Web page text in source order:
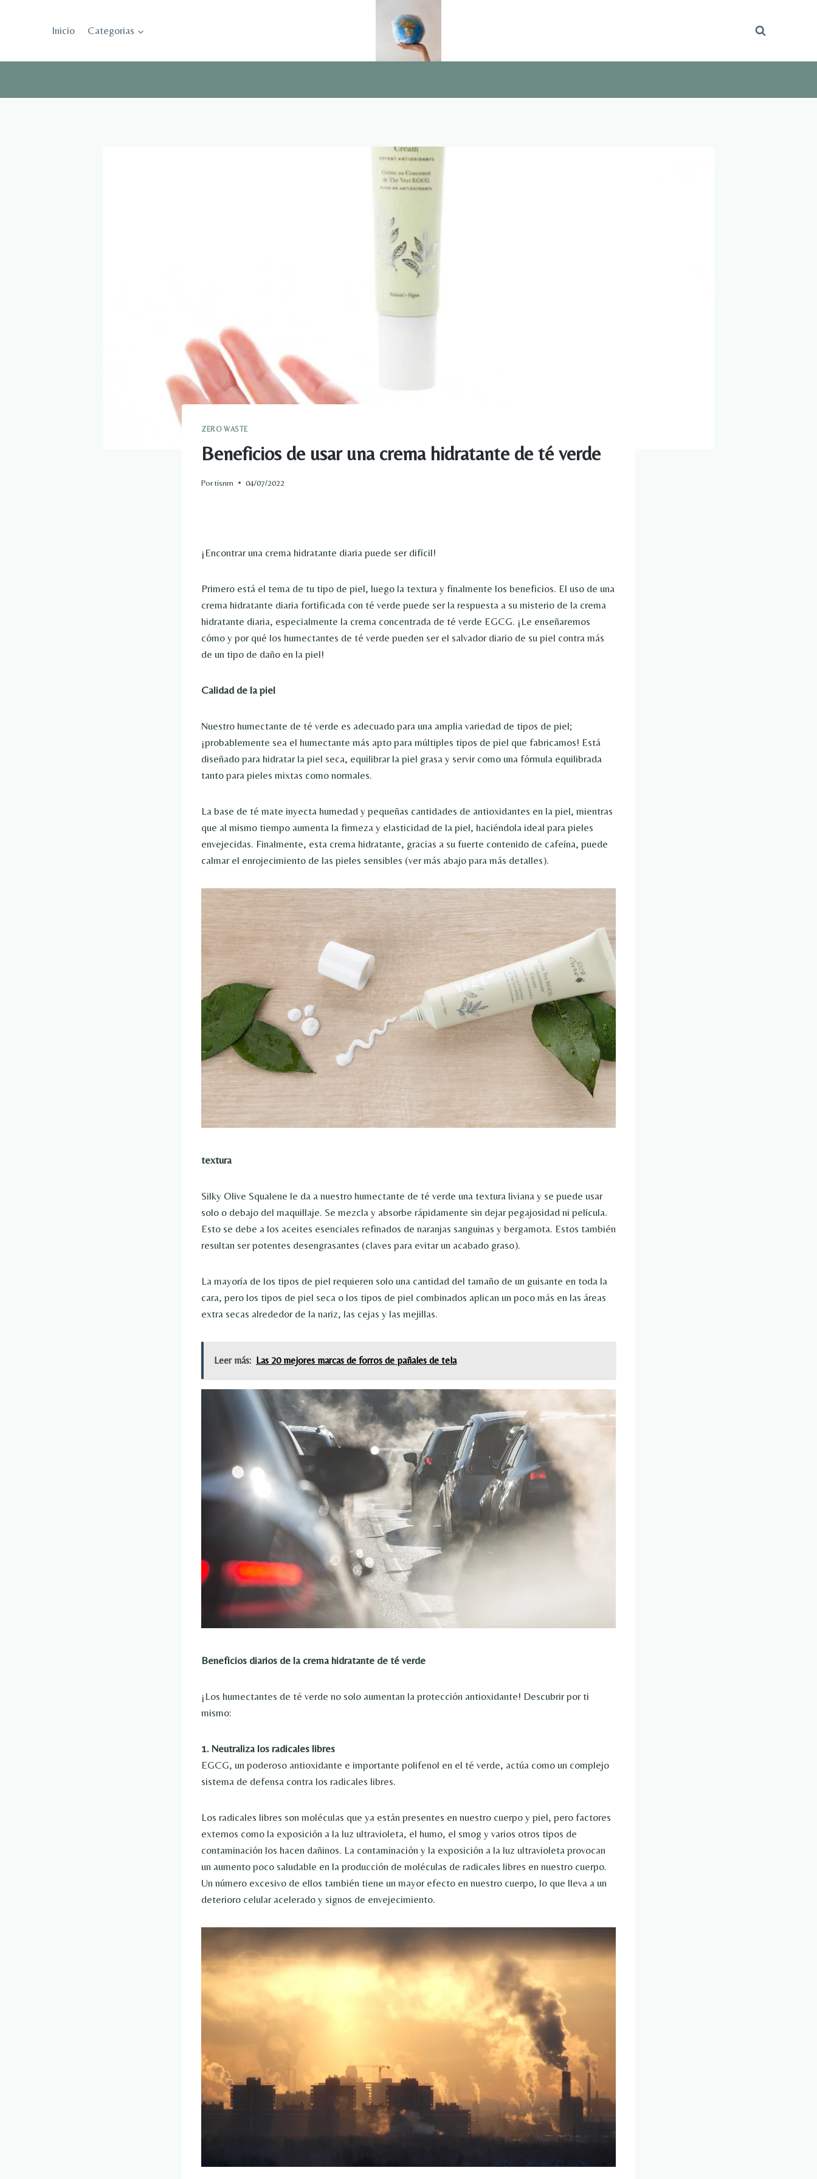
Inicio Categorias
ZERO WASTE
Beneficios de usar una crema hidratante de té verde
Portisnm 04/07/2022
¡Encontrar una crema hidratante diaria puede ser difícil!
Primero está el tema de tu tipo de piel, luego la textura y finalmente los beneficios. El uso de una
crema hidratante diaria fortificada con té verde puede ser la respuesta a su misterio de la crema
hidratante diaria, especialmente la crema concentrada de té verde EGCG. ¡Le enseñaremos
cómo y por qué los humectantes de té verde pueden ser el salvador diario de su piel contra más
de un tipo de daño en la piel!
Calidad de la piel
Nuestro humectante de té verde es adecuado para una amplia variedad de tipos de piel;
¡probablemente sea el humectante más apto para múltiples tipos de piel que fabricamos! Está
diseñado para hidratar la piel seca, equilibrar la piel grasa y servir como una fórmula equilibrada
tanto para pieles mixtas como normales.
La base de té mate inyecta humedad y pequeñas cantidades de antioxidantes en la piel, mientras
que al mismo tiempo aumenta la firmeza y elasticidad de la piel, haciéndola ideal para pieles
envejecidas. Finalmente, esta crema hidratante, gracias a su fuerte contenido de cafeína, puede
calmar el enrojecimiento de las pieles sensibles (ver más abajo para más detalles).
textura
Silky Olive Squalene le da a nuestro humectante de té verde una textura liviana y se puede usar
solo o debajo del maquillaje. Se mezcla y absorbe rápidamente sin dejar pegajosidad ni película.
Esto se debe a los aceites esenciales refinados de naranjas sanguinas y bergamota. Estos también
resultan ser potentes desengrasantes (claves para evitar un acabado graso).
La mayoría de los tipos de piel requieren solo una cantidad del tamaño de un guisante en toda la
cara, pero los tipos de piel seca o los tipos de piel combinados aplican un poco más en las áreas
extra secas alrededor de la nariz, las cejas y las mejillas.
Leer más: Las 20 mejores marcas de forros de pañales de tela
Beneficios diarios de la crema hidratante de té verde
¡Los humectantes de té verde no solo aumentan la protección antioxidante! Descubrir por ti
mismo:
1. Neutraliza los radicales libres
EGCG, un poderoso antioxidante e importante polifenol en el té verde, actúa como un complejo
sistema de defensa contra los radicales libres.
Los radicales libres son moléculas que ya están presentes en nuestro cuerpo y piel, pero factores
externos como la exposición a la luz ultravioleta, el humo, el smog y varios otros tipos de
contaminación los hacen dañinos. La contaminación y la exposición a la luz ultravioleta provocan
un aumento poco saludable en la producción de moléculas de radicales libres en nuestro cuerpo.
Un número excesivo de ellos también tiene un mayor efecto en nuestro cuerpo, lo que lleva a un
deterioro celular acelerado y signos de envejecimiento.